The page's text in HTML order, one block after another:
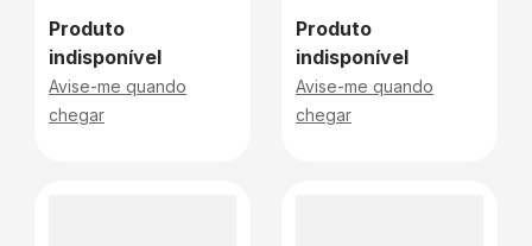
Produto
indisponível
Avise-me quando
chegar
Produto
indisponível
Avise-me quando
chegar